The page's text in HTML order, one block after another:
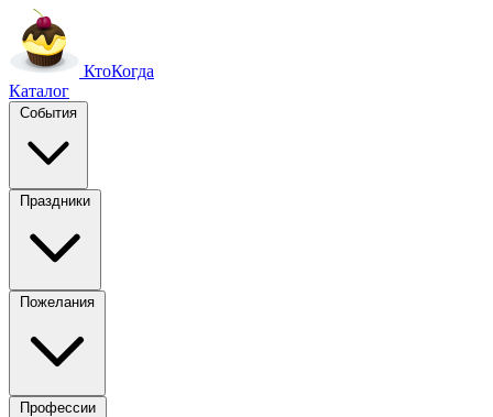
КтоКогда
Каталог
События
Праздники
Пожелания
Профессии